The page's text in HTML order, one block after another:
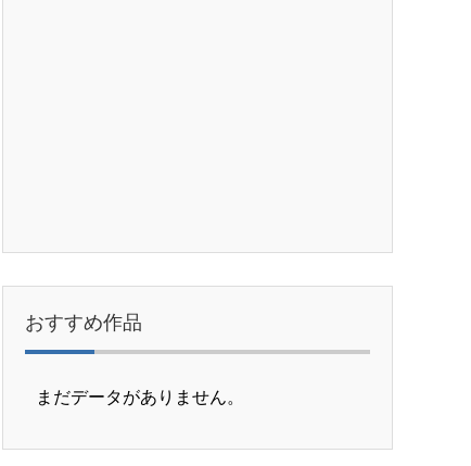
おすすめ作品
まだデータがありません。